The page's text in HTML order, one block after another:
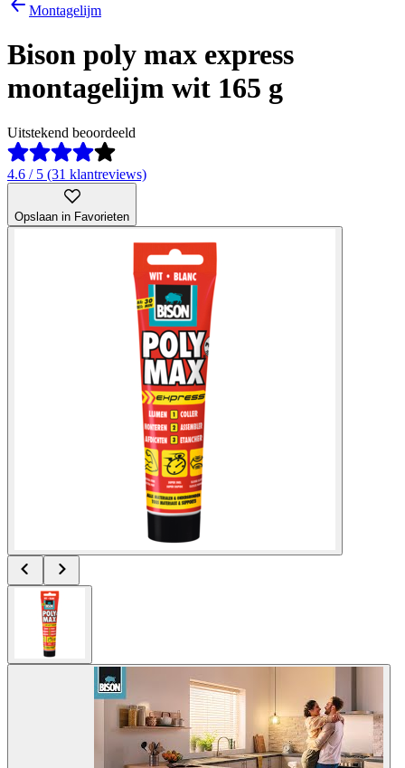
Montagelijm
Bison poly max express
montagelijm wit 165 g
Uitstekend beoordeeld
4.6 / 5 (31 klantreviews)
Opslaan in Favorieten